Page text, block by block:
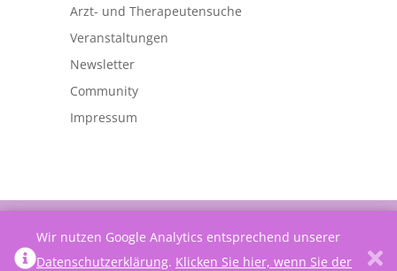
Arzt- und Therapeutensuche
Veranstaltungen
Newsletter
Community
Impressum
Wir nutzen Google Analytics entsprechend unserer
Datenschutzerklärung. Klicken Sie hier, wenn Sie der